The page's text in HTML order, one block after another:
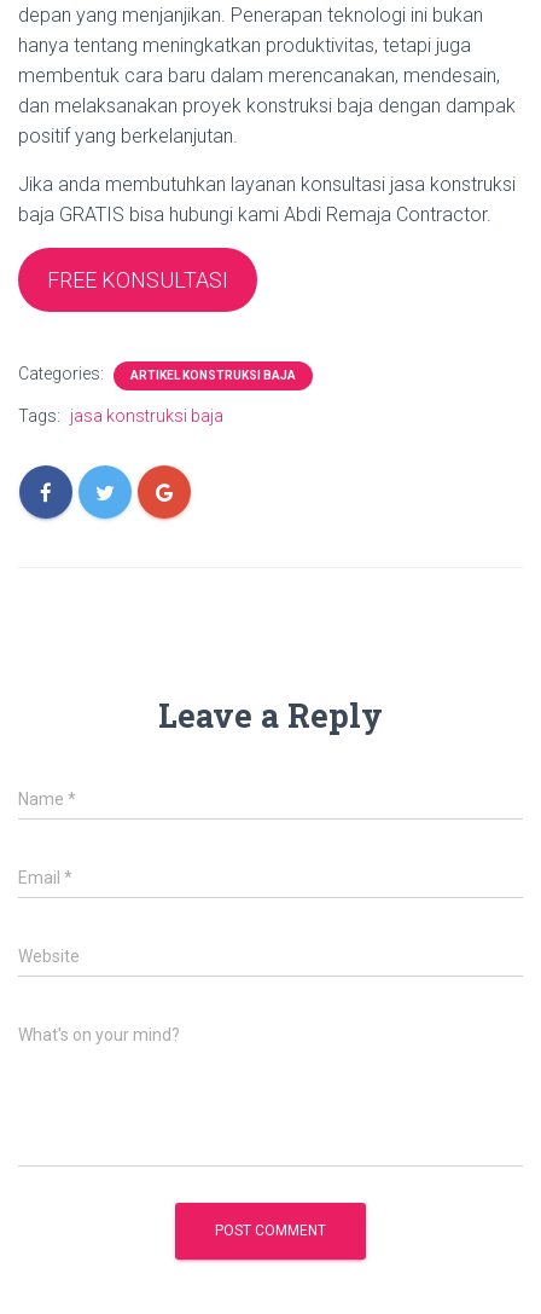
depan yang menjanjikan. Penerapan teknologi ini bukan
hanya tentang meningkatkan produktivitas, tetapi juga
membentuk cara baru dalam merencanakan, mendesain,
dan melaksanakan proyek konstruksi baja dengan dampak
positif yang berkelanjutan.
Jika anda membutuhkan layanan konsultasi jasa konstruksi
baja GRATIS bisa hubungi kami Abdi Remaja Contractor.
FREE KONSULTASI
Categories: ARTIKEL KONSTRUKSI BAJA
Tags: jasa konstruksi baja
Leave a Reply
Name *
Email *
Website
What's on your mind?